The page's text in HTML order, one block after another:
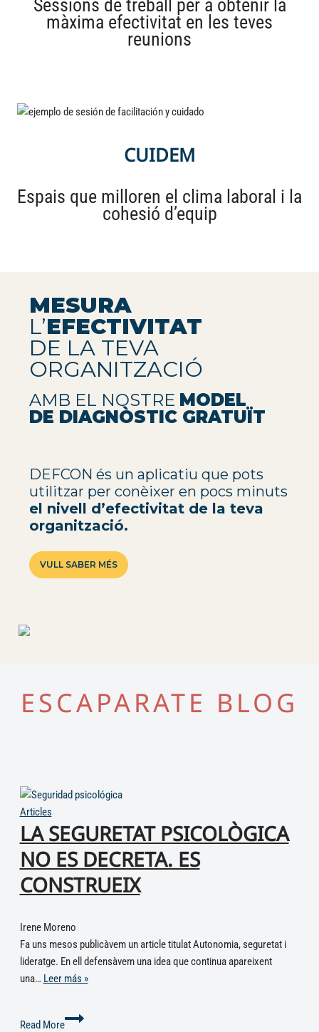
Sessions de treball per a obtenir la
màxima efectivitat en les teves
reunions
CUIDEM
Espais que milloren el clima laboral i la
cohesió d’equip
MESURA
L’EFECTIVITAT
DE LA TEVA
ORGANITZACIÓ
AMB EL NOSTRE MODEL
DE DIAGNÒSTIC GRATUÏT
DEFCON és un aplicatiu que pots
utilitzar per conèixer en pocs minuts
el nivell d’efectivitat de la teva
organització.
VULL SABER MÉS
ESCAPARATE BLOG
Articles
LA SEGURETAT PSICOLÒGICA
NO ES DECRETA. ES
CONSTRUEIX
Irene Moreno
Fa uns mesos publicàvem un article titulat Autonomia, seguretat i
lideratge. En ell defensàvem una idea que continua apareixent
una… Leer más »
Read More